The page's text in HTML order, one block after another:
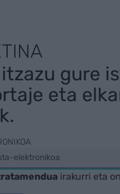
gure
eta
irakurri eta